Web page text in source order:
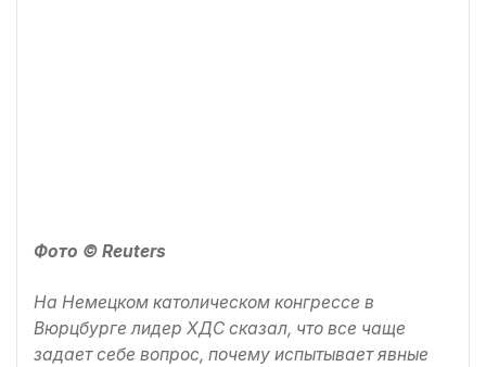
Фото © Reuters
На Немецком католическом конгрессе в
Вюрцбурге лидер ХДС сказал, что все чаще
задает себе вопрос, почему испытывает явные